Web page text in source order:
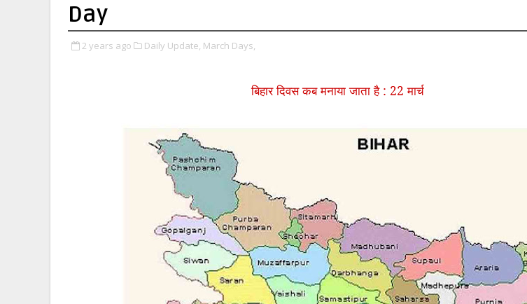
Day
2 years ago Daily Update, March Days,
बिहार दिवस कब मनाया जाता है : 22 मार्च